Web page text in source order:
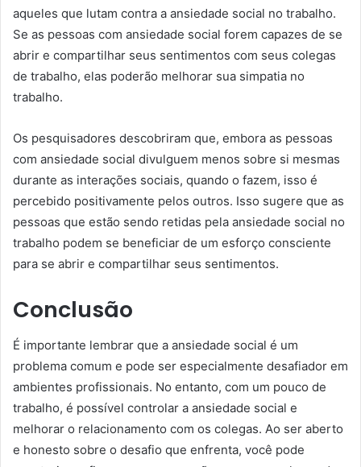
aqueles que lutam contra a ansiedade social no trabalho.
Se as pessoas com ansiedade social forem capazes de se
abrir e compartilhar seus sentimentos com seus colegas
de trabalho, elas poderão melhorar sua simpatia no
trabalho.
Os pesquisadores descobriram que, embora as pessoas
com ansiedade social divulguem menos sobre si mesmas
durante as interações sociais, quando o fazem, isso é
percebido positivamente pelos outros. Isso sugere que as
pessoas que estão sendo retidas pela ansiedade social no
trabalho podem se beneficiar de um esforço consciente
para se abrir e compartilhar seus sentimentos.
Conclusão
É importante lembrar que a ansiedade social é um
problema comum e pode ser especialmente desafiador em
ambientes profissionais. No entanto, com um pouco de
trabalho, é possível controlar a ansiedade social e
melhorar o relacionamento com os colegas. Ao ser aberto
e honesto sobre o desafio que enfrenta, você pode